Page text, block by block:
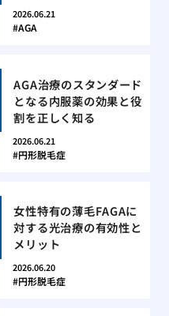
2026.06.21
AGA
AGA治療のスタンダード
となる内服薬の効果と役
割を正しく知る
2026.06.21
円形脱毛症
女性特有の薄毛FAGAに
対する光治療の有効性と
メリット
2026.06.20
円形脱毛症